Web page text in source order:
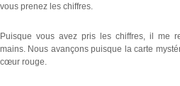
vous prenez les chiffres.
Puisque vous avez pris les chiffres, il me
mains. Nous avançons puisque la carte
cœur rouge.